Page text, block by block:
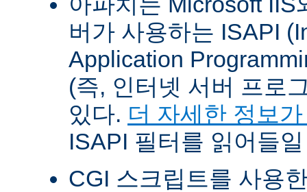
버가 사용하는 ISAPI
Application
(즉, 인터넷 서버 프로
있다. 더 자세한 정보
ISAPI 필터를 읽어들
CGI 스크립트를 사용